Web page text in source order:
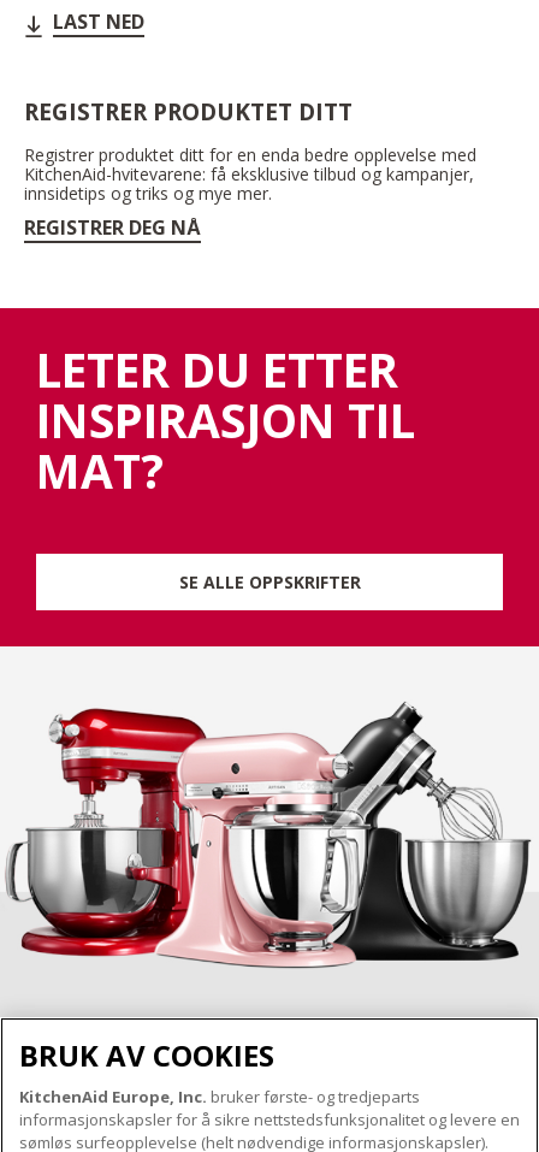
LAST NED
REGISTRER PRODUKTET DITT
Registrer produktet ditt for en enda bedre opplevelse med
KitchenAid-hvitevarene: få eksklusive tilbud og kampanjer,
innsidetips og triks og mye mer.
REGISTRER DEG NÅ
LETER DU ETTER
INSPIRASJON TIL
MAT?
SE ALLE OPPSKRIFTER
OM KITCHENAID
Merkets kjerne
BRUK AV COOKIES
KitchenAid Europe, Inc. bruker første- og tredjeparts
informasjonskapsler for å sikre nettstedsfunksjonalitet og levere en
sømløs surfeopplevelse (helt nødvendige informasjonskapsler).